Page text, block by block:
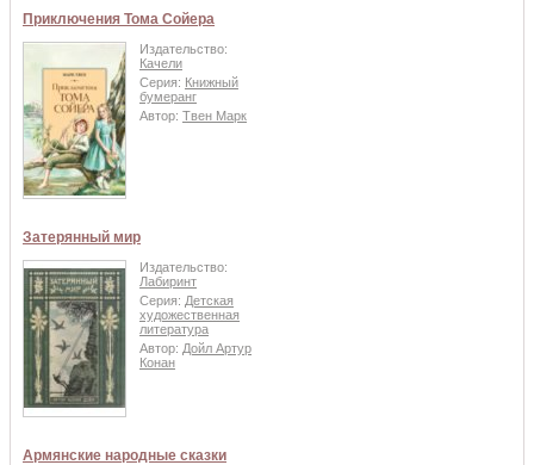
Приключения Тома Сойера
Издательство:
Качели
Серия: Книжный
бумеранг
Автор: Твен Марк
Затерянный мир
Издательство:
Лабиринт
Серия: Детская
художественная
литература
Автор: Дойл Артур
Конан
Армянские народные сказки